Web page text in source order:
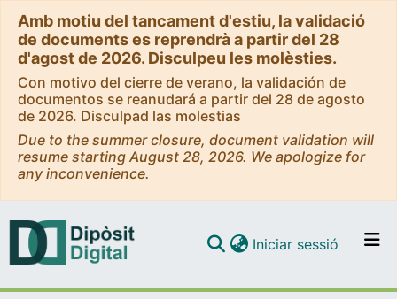
Amb motiu del tancament d'estiu, la validació
de documents es reprendrà a partir del 28
d'agost de 2026. Disculpeu les molèsties.
Con motivo del cierre de verano, la validación de
documentos se reanudará a partir del 28 de agosto
de 2026. Disculpad las molestias
Due to the summer closure, document validation will
resume starting August 28, 2026. We apologize for
any inconvenience.
Iniciar sessió (current)